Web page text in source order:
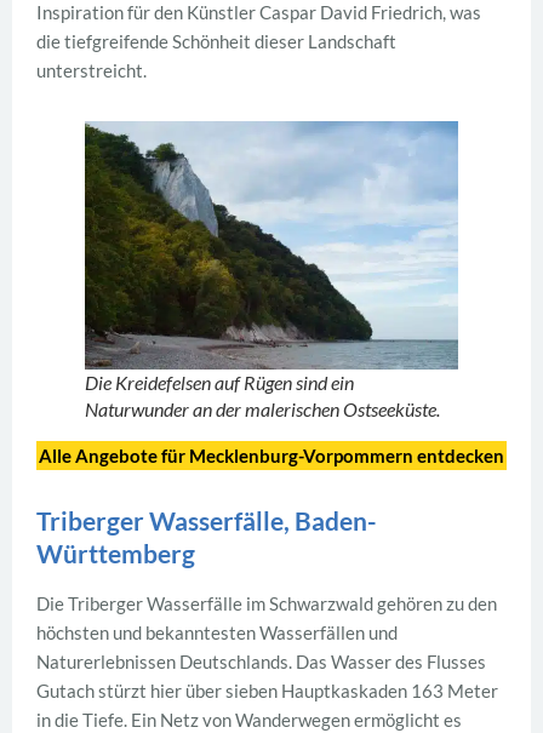
Inspiration für den Künstler Caspar David Friedrich, was
die tiefgreifende Schönheit dieser Landschaft
unterstreicht.
Die Kreidefelsen auf Rügen sind ein
Naturwunder an der malerischen Ostseeküste.
Alle Angebote für Mecklenburg-Vorpommern entdecken
Triberger Wasserfälle, Baden-
Württemberg
Die Triberger Wasserfälle im Schwarzwald gehören zu den
höchsten und bekanntesten Wasserfällen und
Naturerlebnissen Deutschlands. Das Wasser des Flusses
Gutach stürzt hier über sieben Hauptkaskaden 163 Meter
in die Tiefe. Ein Netz von Wanderwegen ermöglicht es